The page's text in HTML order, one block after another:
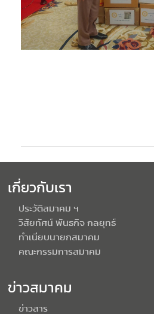
เกี่ยวกับเรา
ประวัติสมาคม ฯ
วิสัยทัศน์ พันธกิจ กลยุทธ์
ทำเนียบนายกสมาคม
คณะกรรมการสมาคม
ข่าวสมาคม
ข่าวสาร